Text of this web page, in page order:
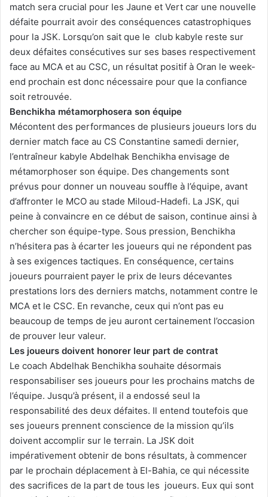
match sera crucial pour les Jaune et Vert car une nouvelle
défaite pourrait avoir des conséquences catastrophiques
pour la JSK. Lorsqu’on sait que le club kabyle reste sur
deux défaites consécutives sur ses bases respectivement
face au MCA et au CSC, un résultat positif à Oran le week-
end prochain est donc nécessaire pour que la confiance
soit retrouvée.
Benchikha métamorphosera son équipe
Mécontent des performances de plusieurs joueurs lors du
dernier match face au CS Constantine samedi dernier,
l’entraîneur kabyle Abdelhak Benchikha envisage de
métamorphoser son équipe. Des changements sont
prévus pour donner un nouveau souffle à l’équipe, avant
d’affronter le MCO au stade Miloud-Hadefi. La JSK, qui
peine à convaincre en ce début de saison, continue ainsi à
chercher son équipe-type. Sous pression, Benchikha
n’hésitera pas à écarter les joueurs qui ne répondent pas
à ses exigences tactiques. En conséquence, certains
joueurs pourraient payer le prix de leurs décevantes
prestations lors des derniers matchs, notamment contre le
MCA et le CSC. En revanche, ceux qui n’ont pas eu
beaucoup de temps de jeu auront certainement l’occasion
de prouver leur valeur.
Les joueurs doivent honorer leur part de contrat
Le coach Abdelhak Benchikha souhaite désormais
responsabiliser ses joueurs pour les prochains matchs de
l’équipe. Jusqu’à présent, il a endossé seul la
responsabilité des deux défaites. Il entend toutefois que
ses joueurs prennent conscience de la mission qu’ils
doivent accomplir sur le terrain. La JSK doit
impérativement obtenir de bons résultats, à commencer
par le prochain déplacement à El-Bahia, ce qui nécessite
des sacrifices de la part de tous les joueurs. Eux qui sont